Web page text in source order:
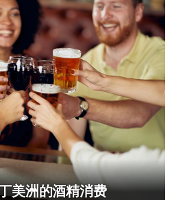
美洲的酒精消费